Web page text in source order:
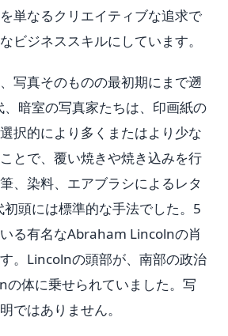
単なるクリエイティブな追求で
ビジネススキルにしています。
写真そのものの最初期にまで遡
暗室の写真家たちは、印画紙の
択的により多くまたはより少な
とで、覆い焼きや焼き込みを行
、染料、エアブラシによるレタ
頭には標準的な手法でした。5
る有名なAbraham Lincolnの肖
。Lincolnの頭部が、南部の政治
の体に乗せられていました。写
ではありません。